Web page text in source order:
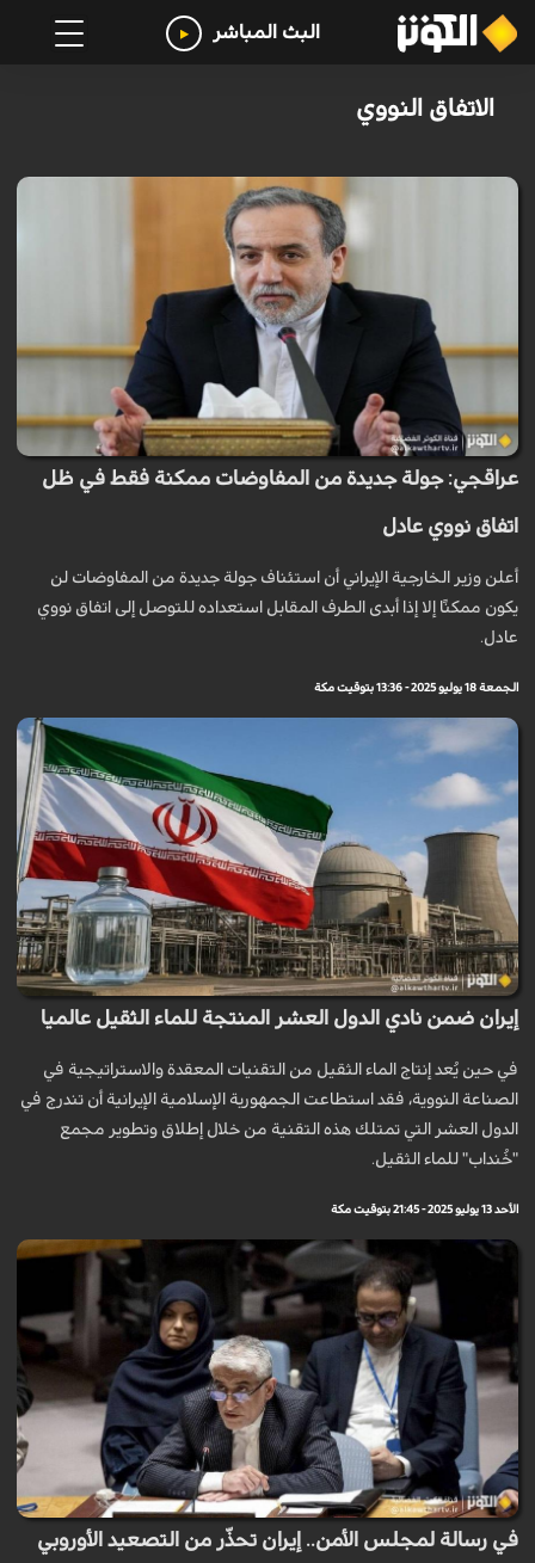
البث المباشر
الاتفاق النووي
عراقجي: جولة جديدة من المفاوضات ممكنة فقط في ظل
اتفاق نووي عادل
أعلن وزير الخارجية الإيراني أن استئناف جولة جديدة من المفاوضات لن
يكون ممكنًا إلا إذا أبدى الطرف المقابل استعداده للتوصل إلى اتفاق نووي
عادل.
الجمعة 18 يوليو 2025 - 13:36 بتوقيت مكة
إيران ضمن نادي الدول العشر المنتجة للماء الثقيل عالميا
في حين يُعد إنتاج الماء الثقيل من التقنيات المعقدة والاستراتيجية في
الصناعة النووية، فقد استطاعت الجمهورية الإسلامية الإيرانية أن تندرج في
الدول العشر التي تمتلك هذه التقنية من خلال إطلاق وتطوير مجمع
"خُنداب" للماء الثقيل.
الأحد 13 يوليو 2025 - 21:45 بتوقيت مكة
في رسالة لمجلس الأمن.. إيران تحذّر من التصعيد الأوروبي